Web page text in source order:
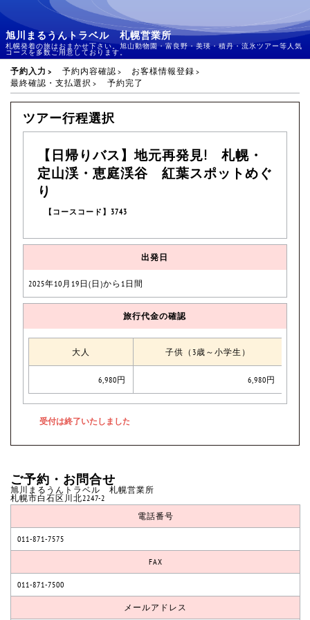
旭川まるうんトラベル 札幌営業所
札幌発着の旅はおまかせ下さい。旭山動物園・富良野・美瑛・積丹・流氷ツアー等人気
コースを多数ご用意しております。
予約入力 予約内容確認
お客様情報登録
最終確認・支払選択
予約完了
ツアー行程選択
【日帰りバス】地元再発見! 札幌・
定山渓・恵庭渓谷 紅葉スポットめぐ
り
【コースコード】3743
出発日
2025年10月19日(日)から1日間
旅行代金の確認
大人 子供（3歳～小学生）
6,980円 6,980円
ご予約・お問合せ
旭川まるうんトラベル 札幌営業所
札幌市白石区川北2247-2
電話番号
011-871-7575
FAX
011-871-7500
メールアドレス